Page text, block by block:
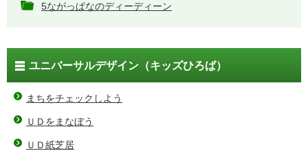
5ながっぱなのディーディーン
ユニバーサルデザイン（キッズひろば）
まちをチェックしよう
ＵＤをまなぼう
ＵＤ紙芝居